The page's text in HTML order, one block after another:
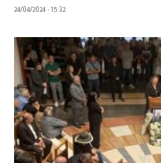
24/04/2024 • 15:32